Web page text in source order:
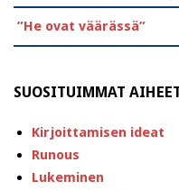
”He ovat väärässä”
SUOSITUIMMAT
Kirjoittamisen ideat
Runous
Lukeminen